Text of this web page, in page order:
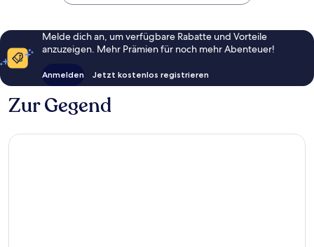
Melde dich an, um verfügbare Rabatte und Vorteile
anzuzeigen. Mehr Prämien für noch mehr Abenteuer!
Anmelden Jetzt kostenlos registrieren
Zur Gegend